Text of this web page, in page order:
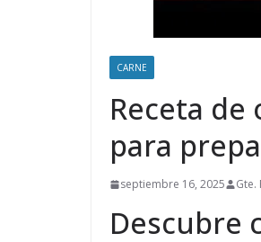
CARNE
Receta
para
septiembre 16, 2025 Gte.
Descubre